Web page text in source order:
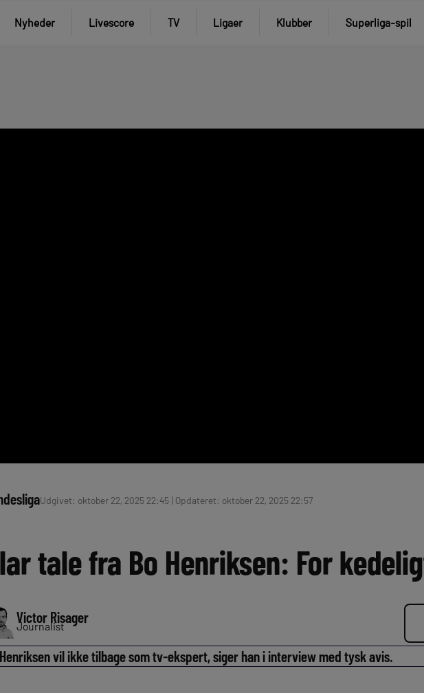
Nyheder Livescore TV Ligaer Klubber Superliga-spil
Udgivet: oktober 22, 2025 22:45 | Opdateret: oktober 22, 2025 22:57
tale fra Bo Henriksen: For
Victor Risager
Journalist
vil ikke tilbage som tv-ekspert, siger han i interview med tysk avis.